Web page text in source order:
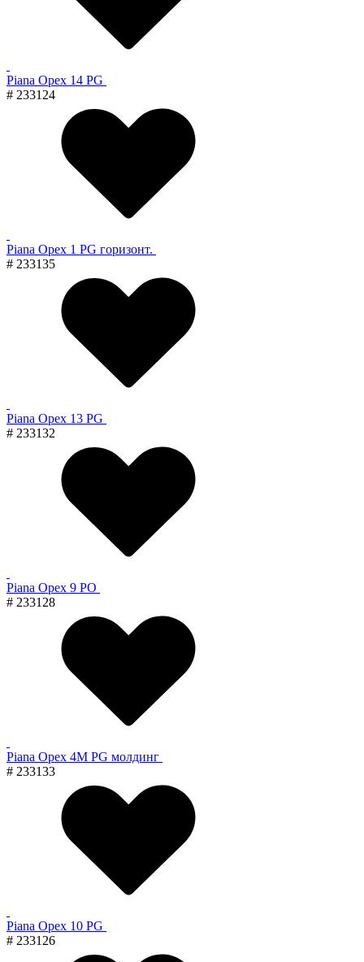
Piana Орех 14 PG
# 233124
Piana Орех 1 PG горизонт.
# 233135
Piana Орех 13 PG
# 233132
Piana Орех 9 PO
# 233128
Piana Орех 4M PG молдинг
# 233133
Piana Орех 10 PG
# 233126